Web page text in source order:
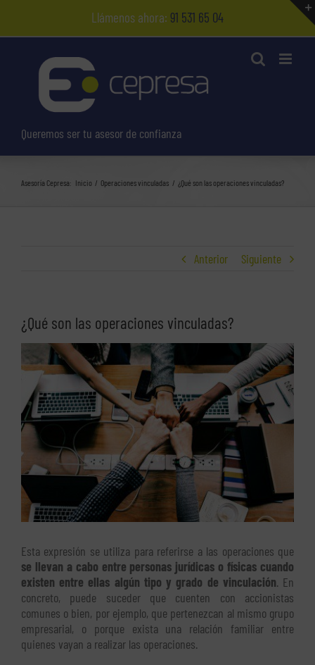
contenido
Llámenos ahora: 91 531 65 04
Queremos ser tu asesor de confianza
Asesoría Cepresa: Inicio Operaciones vinculadas ¿Qué son las operaciones vinculadas?
Anterior Siguiente
¿Qué son las operaciones vinculadas?
imagen
más
grande
Esta expresión se utiliza para referirse a las operaciones que
se llevan a cabo entre personas jurídicas o físicas cuando
existen entre ellas algún tipo y grado de vinculación. En
concreto, puede suceder que cuenten con accionistas
comunes o bien, por ejemplo, que pertenezcan al mismo grupo
empresarial, o porque exista una relación familiar entre
quienes vayan a realizar las operaciones.